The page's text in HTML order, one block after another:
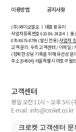
이용방법
공지사항
(주)와이오엘오 ㅣ 대표 황유미
사업자등록번호610-86-34204ㅣ 통
070-8676-8799 (발신 전용)사업자
고객 문의: 우측 고객센터 / 이메일 /
(정확한 상담 기록을 위해 유선상
주소 [04004] 서울특별시 마포구 월
고객센터
평일 오전 11시 ~ 오후 5시 (
E-mail : info@croket.co.kr
크로켓 고객센터 문